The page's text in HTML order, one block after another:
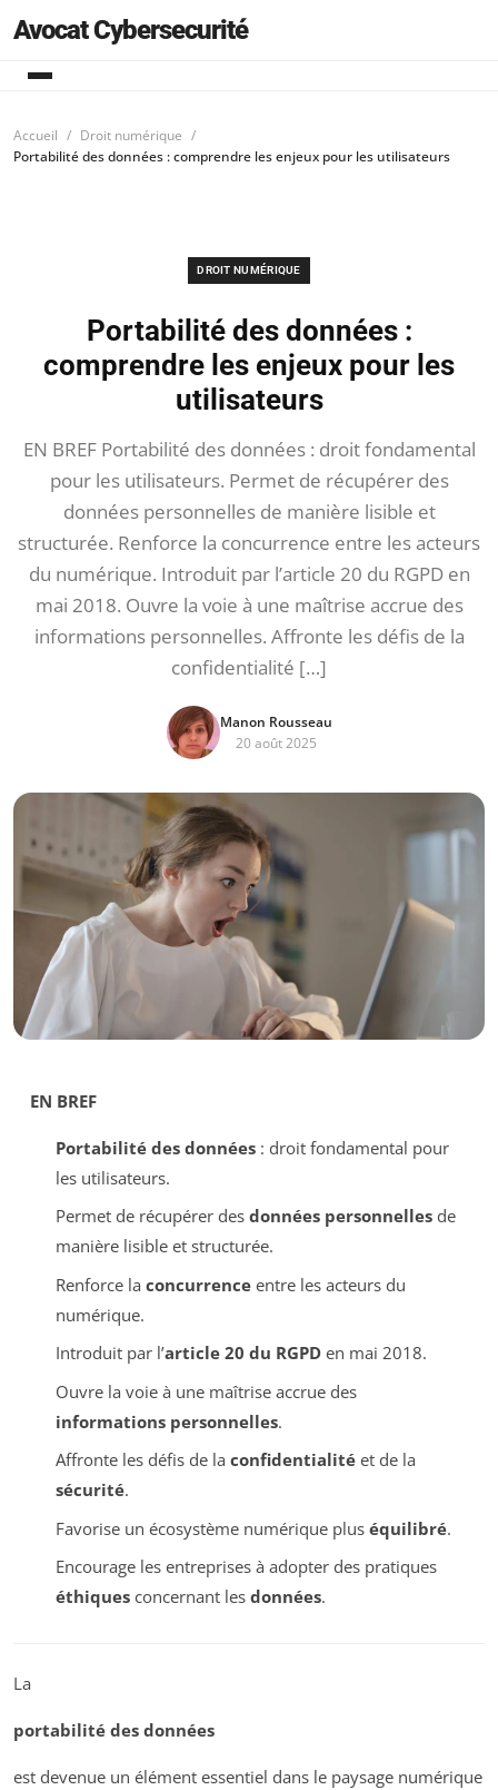
Avocat Cybersecurité
Accueil
Droit numérique
Portabilité des données : comprendre les enjeux pour les utilisateurs
DROIT NUMÉRIQUE
Portabilité des données :
comprendre les enjeux pour les
utilisateurs
EN BREF Portabilité des données : droit fondamental
pour les utilisateurs. Permet de récupérer des
données personnelles de manière lisible et
structurée. Renforce la concurrence entre les acteurs
du numérique. Introduit par l’article 20 du RGPD en
mai 2018. Ouvre la voie à une maîtrise accrue des
informations personnelles. Affronte les défis de la
confidentialité […]
Manon Rousseau
20 août 2025
EN BREF
Portabilité des données: droit fondamental pour
les utilisateurs.
Permet de récupérer des données personnellesde
manière lisible et structurée.
Renforce la concurrenceentre les acteurs du
numérique.
Introduit par l’article 20 du RGPDen mai 2018.
Ouvre la voie à une maîtrise accrue des
informations personnelles.
Affronte les défis de la confidentialitéet de la
sécurité.
Favorise un écosystème numérique plus équilibré.
Encourage les entreprises à adopter des pratiques
éthiquesconcernant les données.
La
portabilité des données
est devenue un élément essentiel dans le paysage numérique